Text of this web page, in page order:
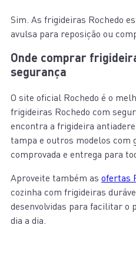
Sim. As frigideiras Rochedo
avulsa para reposição ou
Onde comprar
segurança
O site oficial Rochedo é o
frigideiras Rochedo com
encontra a frigideira
tampa e outros modelos com
comprovada e entrega para
Aproveite também as ofertas
cozinha com frigideiras
desenvolvidas para facilitar o
dia a dia.